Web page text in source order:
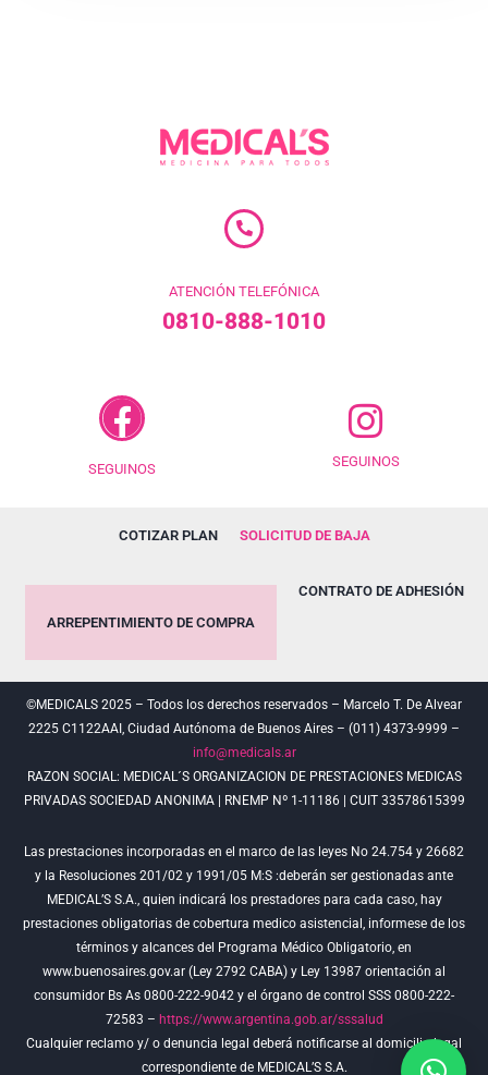
ATENCIÓN TELEFÓNICA
0810-888-1010
SEGUINOS SEGUINOS
COTIZAR PLAN SOLICITUD DE BAJA
ARREPENTIMIENTO DE COMPRA
CONTRATO DE ADHESIÓN
©MEDICALS 2025 – Todos los derechos reservados – Marcelo T. De Alvear
2225 C1122AAI, Ciudad Autónoma de Buenos Aires – (011) 4373-9999 –
info@medicals.ar
RAZON SOCIAL: MEDICAL´S ORGANIZACION DE PRESTACIONES MEDICAS
PRIVADAS SOCIEDAD ANONIMA | RNEMP Nº 1-11186 | CUIT 33578615399
Las prestaciones incorporadas en el marco de las leyes No 24.754 y 26682
y la Resoluciones 201/02 y 1991/05 M:S :deberán ser gestionadas ante
MEDICAL’S S.A., quien indicará los prestadores para cada caso, hay
prestaciones obligatorias de cobertura medico asistencial, informese de los
términos y alcances del Programa Médico Obligatorio, en
www.buenosaires.gov.ar (Ley 2792 CABA) y Ley 13987 orientación al
consumidor Bs As 0800-222-9042 y el órgano de control SSS 0800-222-
72583 – https://www.argentina.gob.ar/sssalud
Cualquier reclamo y/ o denuncia legal deberá notificarse al domicilio legal
correspondiente de MEDICAL’S S.A.